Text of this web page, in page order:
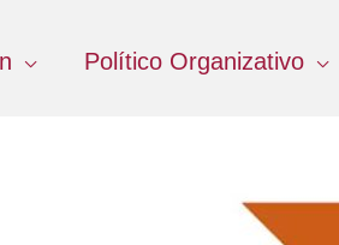
Político Organizativo